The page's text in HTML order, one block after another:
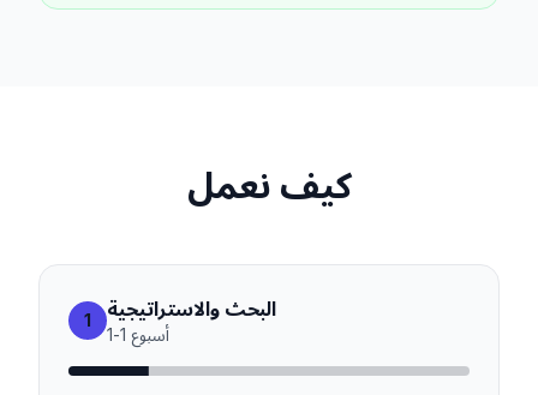
كيف نعمل
1 البحث والاستراتيجية
أسبوع 1
-
1